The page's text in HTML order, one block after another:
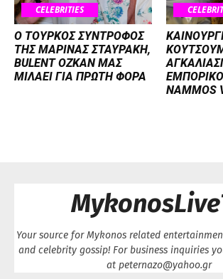
CELEBRITIES
Ο ΤΟΥΡΚΟΣ ΣΥΝΤΡΟΦΟΣ
ΤΗΣ ΜΑΡΙΝΑΣ ΣΤΑΥΡΑΚΗ,
BULENT OZKAN ΜΑΣ
ΜΙΛΑΕΙ ΓΙΑ ΠΡΩΤΗ ΦΟΡΑ
NAMMOS
Your source for Mykonos related
and celebrity gossip! For business inquiries
at peternazo@yahoo.gr